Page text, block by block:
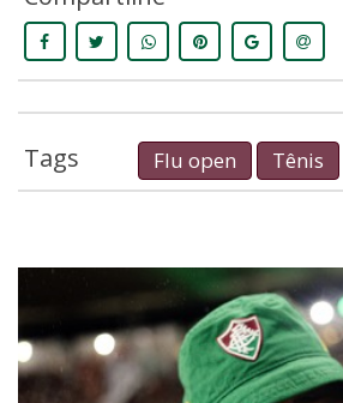
Tags Flu open Tênis